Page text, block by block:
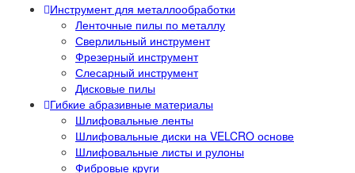
Инструмент для металлообработки
Ленточные пилы по металлу
Сверлильный инструмент
Фрезерный инструмент
Слесарный инструмент
Дисковые пилы
Гибкие абразивные материалы
Шлифовальные ленты
Шлифовальные диски на VELCRO основе
Шлифовальные листы и рулоны
Фибровые круги